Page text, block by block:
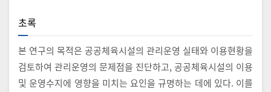
초록
본 연구의 목적은 공공체육시설의 관리운영 실태와 이용현황을
검토하여 관리운영의 문제점을 진단하고, 공공체육시설의 이용
및 운영수지에 영향을 미치는 요인을 규명하는 데에 있다. 이를